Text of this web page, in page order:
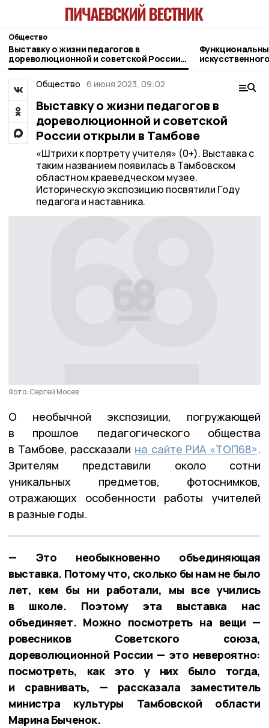
Общество
Выставку о жизни педагогов в
дореволюционной и советской России
открыли в Тамбове
жительница
Общество 6 июня 2023, 09:02
Выставку о жизни педагогов в
дореволюционной и советской
России открыли в Тамбове
«Штрихи к портрету учителя» (0+). Выставка с
таким названием появилась в Тамбовском
областном краеведческом музее.
Историческую экспозицию посвятили Году
педагога и наставника.
Фото: Сергей Мосев
О необычной экспозиции, погружающей
в прошлое педагогического общества
в Тамбове, рассказали на сайте РИА «ТОП68».
Зрителям представили около сотни
уникальных предметов, фотоснимков,
отражающих особенности работы учителей
в разные годы.
— Это необыкновенно объединяющая
выставка. Потому что, сколько бы нам не было
лет, кем бы ни работали, мы все учились
в школе. Поэтому эта выставка нас
объединяет. Можно посмотреть на вещи —
ровесников Советского союза,
дореволюционной России — это невероятно:
посмотреть, как это у них было тогда,
и сравнивать, — рассказала заместитель
министра культуры Тамбовской области
Марина Быченок.